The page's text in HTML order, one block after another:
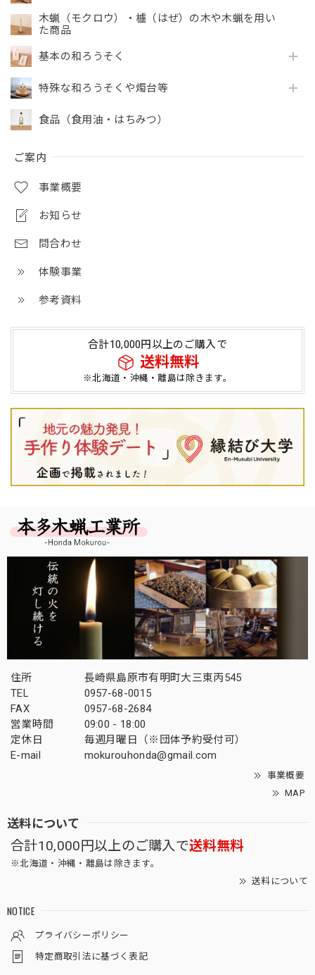
木蝋（モクロウ）・櫨（はぜ）の木や木蝋を用い
た商品
基本の和ろうそく
特殊な和ろうそくや燭台等
食品（食用油・はちみつ）
ご案内
事業概要
お知らせ
問合わせ
体験事業
参考資料
合計10,000円以上のご購入で
送料無料
※北海道・沖縄・離島は除きます。
住所
長崎県島原市有明町大三東丙545
TEL
0957-68-0015
FAX
0957-68-2684
営業時間
09:00 - 18:00
定休日
毎週月曜日（※団体予約受付可）
E-mail
mokurouhonda@gmail.com
事業概要
MAP
送料について
合計10,000円以上のご購入で送料無料
※北海道・沖縄・離島は除きます。
送料について
NOTICE
プライバシーポリシー
特定商取引法に基づく表記